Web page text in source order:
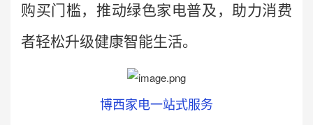
购买门槛，推动绿色家电普及，助力消费
者轻松升级健康智能生活。
博西家电一站式服务